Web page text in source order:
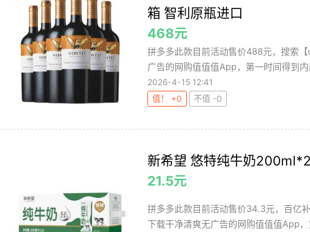
箱 智利原瓶进口
468元
拼多多此款目前活动售价488元，搜索
广告的网购值值值App，第一时间得到
2026-4-15 12:41
值！ +0
不值 -0
新希望 悠特纯牛奶
21.5元
拼多多此款目前活动售价34.3元，百亿
下载干净清爽无广告的网购值值值App